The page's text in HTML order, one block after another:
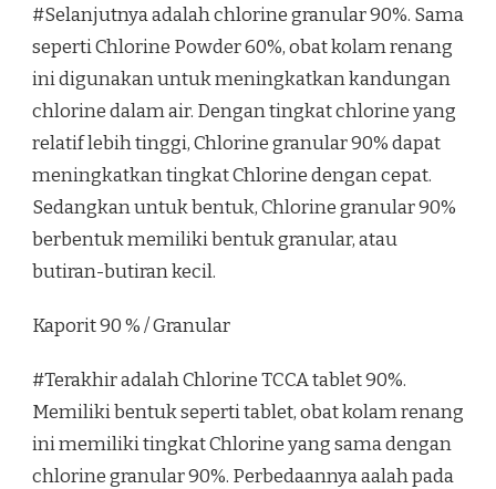
#Selanjutnya adalah chlorine granular 90%. Sama
seperti Chlorine Powder 60%, obat kolam renang
ini digunakan untuk meningkatkan kandungan
chlorine dalam air. Dengan tingkat chlorine yang
relatif lebih tinggi, Chlorine granular 90% dapat
meningkatkan tingkat Chlorine dengan cepat.
Sedangkan untuk bentuk, Chlorine granular 90%
berbentuk memiliki bentuk granular, atau
butiran-butiran kecil.
Kaporit 90 % / Granular
#Terakhir adalah Chlorine TCCA tablet 90%.
Memiliki bentuk seperti tablet, obat kolam renang
ini memiliki tingkat Chlorine yang sama dengan
chlorine granular 90%. Perbedaannya aalah pada